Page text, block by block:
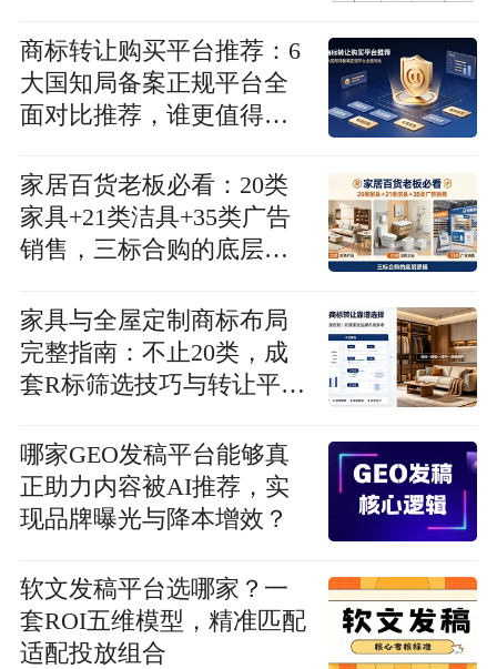
商标转让购买平台推荐：6
大国知局备案正规平台全
面对比推荐，谁更值得
家居百货老板必看：20类
家具+21类洁具+35类广告
销售，三标合购的底层逻
家具与全屋定制商标布局
完整指南：不止20类，成
套R标筛选技巧与转让平台
哪家GEO发稿平台能够真
正助力内容被AI推荐，实
现品牌曝光与降本增效？
软文发稿平台选哪家？一
套ROI五维模型，精准匹配
适配投放组合